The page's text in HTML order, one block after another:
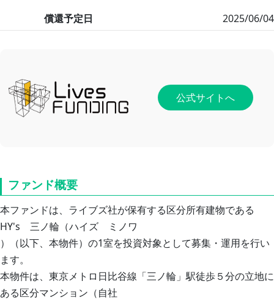
償還予定日 2025/06/04
公式サイトへ
ファンド概要
本ファンドは、ライブズ社が保有する区分所有建物である
HY's　三ノ輪（ハイズ　ミノワ
）（以下、本物件）の1室を投資対象として募集・運用を行い
ます。
本物件は、東京メトロ日比谷線「三ノ輪」駅徒歩５分の立地に
ある区分マンション（自社